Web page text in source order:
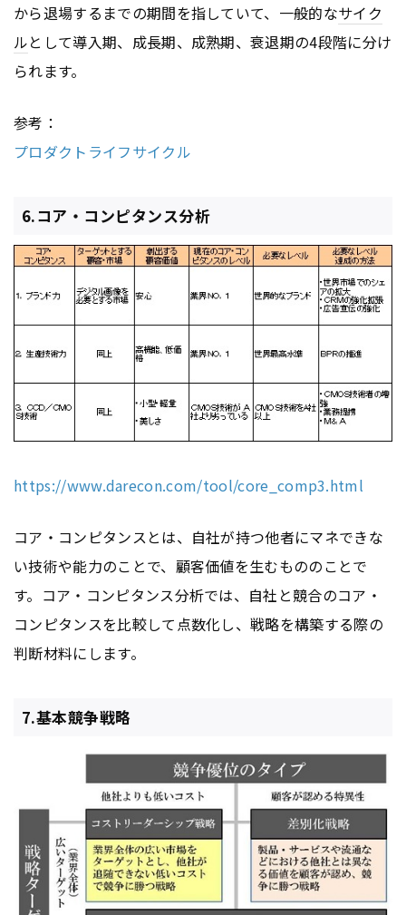
から退場するまでの期間を指していて、一般的なサイク
ルとして導入期、成長期、成熟期、衰退期の4段階に分け
られます。
参考：
プロダクトライフサイクル
6.コア・コンピタンス分析
https://www.darecon.com/tool/core_comp3.html
コア・コンピタンスとは、自社が持つ他者にマネできな
い技術や能力のことで、顧客価値を生むもののことで
す。コア・コンピタンス分析では、自社と競合のコア・
コンピタンスを比較して点数化し、戦略を構築する際の
判断材料にします。
7.基本競争戦略